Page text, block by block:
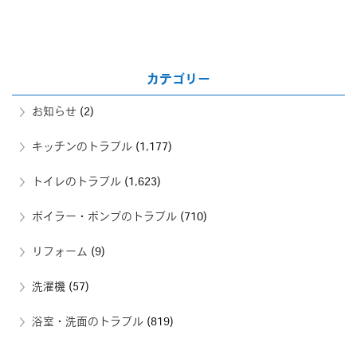
カテゴリー
お知らせ (2)
キッチンのトラブル (1,177)
トイレのトラブル (1,623)
ボイラー・ポンプのトラブル (710)
リフォーム (9)
洗濯機 (57)
浴室・洗面のトラブル (819)